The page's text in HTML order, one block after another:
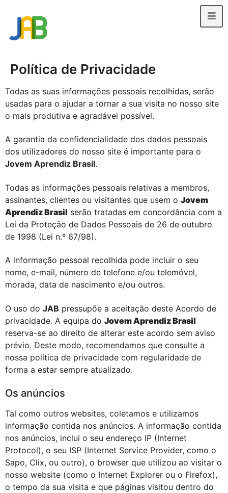
Política de Privacidade
Todas as suas informações pessoais recolhidas, serão
usadas para o ajudar a tornar a sua visita no nosso site
o mais produtiva e agradável possível.
A garantia da confidencialidade dos dados pessoais
dos utilizadores do nosso site é importante para o
Jovem Aprendiz Brasil.
Todas as informações pessoais relativas a membros,
assinantes, clientes ou visitantes que usem o Jovem
Aprendiz Brasil serão tratadas em concordância com a
Lei da Proteção de Dados Pessoais de 26 de outubro
de 1998 (Lei n.º 67/98).
A informação pessoal recolhida pode incluir o seu
nome, e-mail, número de telefone e/ou telemóvel,
morada, data de nascimento e/ou outros.
O uso do JAB pressupõe a aceitação deste Acordo de
privacidade. A equipa do Jovem Aprendiz Brasil
reserva-se ao direito de alterar este acordo sem aviso
prévio. Deste modo, recomendamos que consulte a
nossa política de privacidade com regularidade de
forma a estar sempre atualizado.
Os anúncios
Tal como outros websites, coletamos e utilizamos
informação contida nos anúncios. A informação contida
nos anúncios, inclui o seu endereço IP (Internet
Protocol), o seu ISP (Internet Service Provider, como o
Sapo, Clix, ou outro), o browser que utilizou ao visitar o
nosso website (como o Internet Explorer ou o Firefox),
o tempo da sua visita e que páginas visitou dentro do